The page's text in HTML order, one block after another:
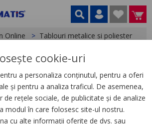
Online Tablouri metalice si poliester
< Accesorii tablouri
NS fix vertical,
LGY
cookie-uri
a personaliza conținutul, pentru a oferi
și pentru a analiza traficul. De asemenea,
rețele sociale, de publicitate și de analize
modul în care folosesc site-ul nostru.
cu alte informații oferite de dvs. sau